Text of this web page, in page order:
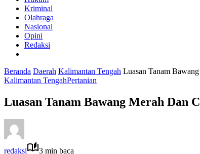
Kriminal
Olahraga
Nasional
Opini
Redaksi
Beranda Daerah Kalimantan Tengah Luasan Tanam
Kalimantan TengahPertanian
Luasan Tanam Bawang Merah Dan
redaksi
3 min baca